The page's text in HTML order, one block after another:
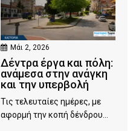
Μάι 2, 2026
Δέντρα έργα και πόλη:
ανάμεσα στην ανάγκη
και την υπερβολή
Τις τελευταίες ημέρες, με
αφορμή την κοπή δένδρου...